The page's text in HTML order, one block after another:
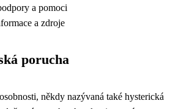
a pomoci
a zdroje
porucha
někdy nazývaná také hysterická